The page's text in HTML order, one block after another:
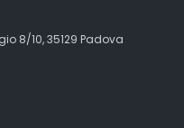
8/10, 35129 Padova